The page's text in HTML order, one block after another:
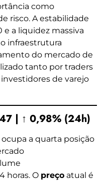
como
risco. A estabilidade
e a liquidez massiva
infraestrutura
do mercado de
tanto por traders
de varejo
| ↑ 0,98% (24h)
ocupa a quarta posição
horas. O preço atual é